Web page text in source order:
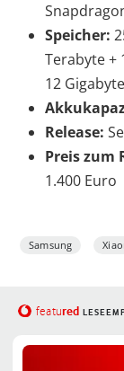
Speicher:
Terabyte +
12
Release:
Preis zum
1.400 Euro
Samsung
featured